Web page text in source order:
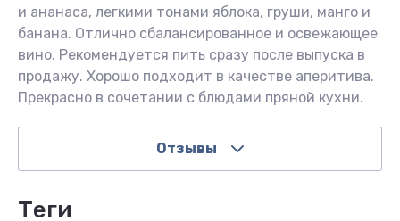
и ананаса, легкими тонами яблока, груши, манго и
банана. Отлично сбалансированное и освежающее
вино. Рекомендуется пить сразу после выпуска в
продажу. Хорошо подходит в качестве аперитива.
Прекрасно в сочетании с блюдами пряной кухни.
Отзывы
теги